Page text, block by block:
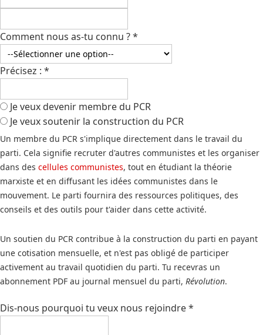
Comment nous as-tu connu ?*
Précisez : *
Je veux devenir membre du PCR
Je veux soutenir la construction du PCR
Un membre du PCR s'implique directement dans le travail du
parti. Cela signifie recruter d'autres communistes et les organiser
dans des cellules communistes, tout en étudiant la théorie
marxiste et en diffusant les idées communistes dans le
mouvement. Le parti fournira des ressources politiques, des
conseils et des outils pour t'aider dans cette activité.
Un soutien du PCR contribue à la construction du parti en payant
une cotisation mensuelle, et n'est pas obligé de participer
activement au travail quotidien du parti. Tu recevras un
abonnement PDF au journal mensuel du parti, Révolution.
Dis-nous pourquoi tu veux nous rejoindre*